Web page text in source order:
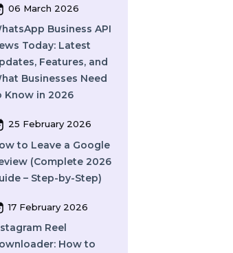
10 March 2026
India: How to Choose
the Right SMM Service
Provider in 2026
06 March 2026
WhatsApp Business API
News Today: Latest
Updates, Features, and
to Know in 2026
25 February 2026